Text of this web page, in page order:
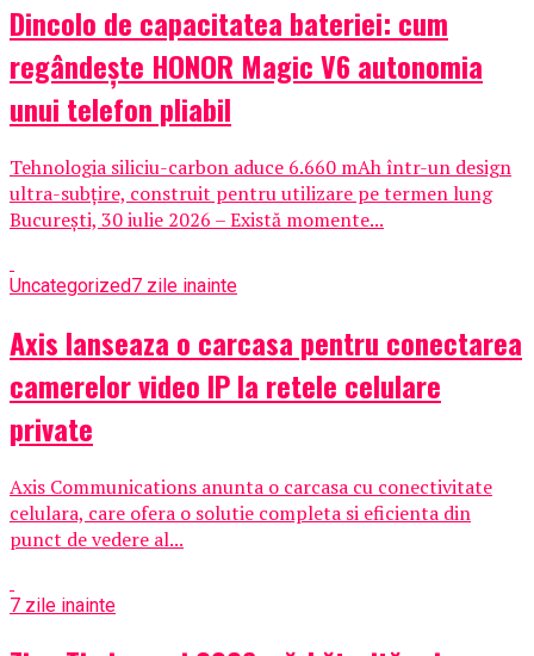
Dincolo de capacitatea bateriei: cum
regândește HONOR Magic V6 autonomia
unui telefon pliabil
Tehnologia siliciu-carbon aduce 6.660 mAh într-un design
ultra-subțire, construit pentru utilizare pe termen lung
București, 30 iulie 2026 – Există momente...
Uncategorized7 zile inainte
Axis lanseaza o carcasa pentru conectarea
camerelor video IP la retele celulare
private
Axis Communications anunta o carcasa cu conectivitate
celulara, care ofera o solutie completa si eficienta din
punct de vedere al...
7 zile inainte